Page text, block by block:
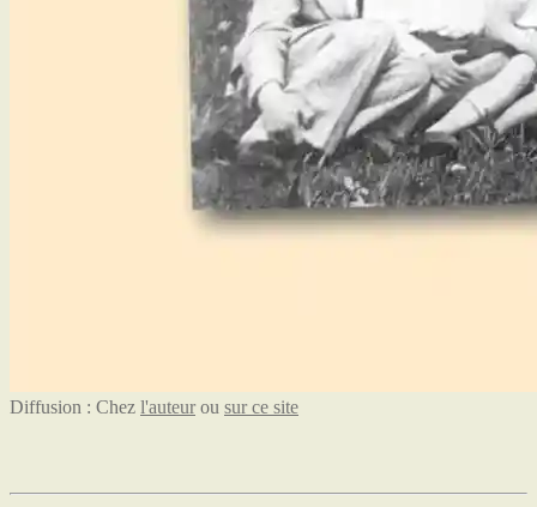
Diffusion : Chez l'auteur ou sur ce site